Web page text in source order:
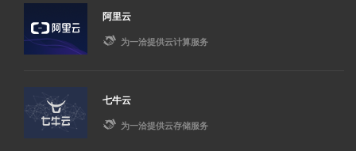
阿里云
 为一洽提供云计算服务
七牛云
 为一洽提供云存储服务